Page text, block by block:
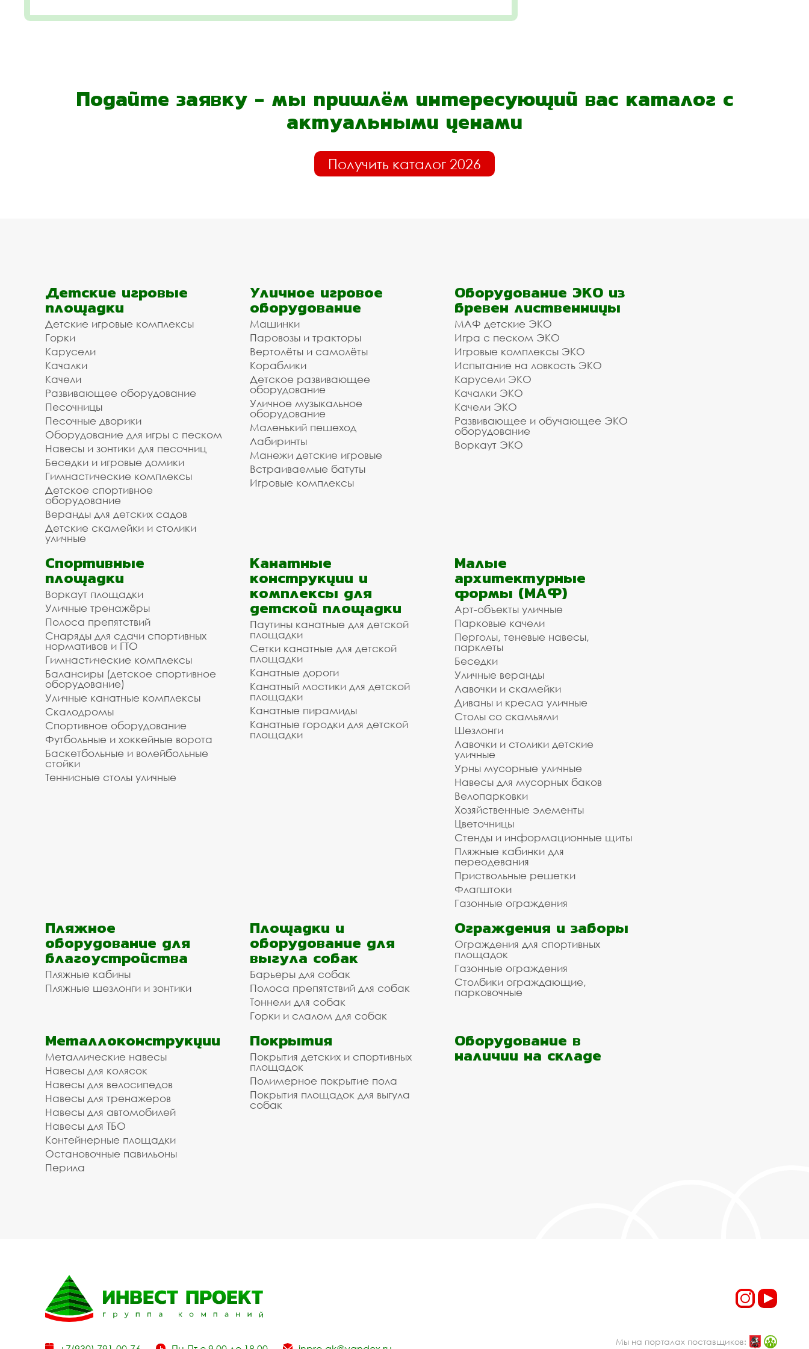
Подайте заявку - мы пришлём интересующий вас каталог с
актуальными ценами
Получить каталог 2026
Детские игровые
площадки
Детские игровые комплексы
Горки
Карусели
Качалки
Качели
Развивающее оборудование
Песочницы
Песочные дворики
Оборудование для игры с песком
Навесы и зонтики для песочниц
Беседки и игровые домики
Гимнастические комплексы
Детское спортивное
оборудование
Веранды для детских садов
Детские скамейки и столики
уличные
Уличное игровое
оборудование
Машинки
Паровозы и тракторы
Вертолёты и самолёты
Кораблики
Детское развивающее
оборудование
Уличное музыкальное
оборудование
Маленький пешеход
Лабиринты
Манежи детские игровые
Встраиваемые батуты
Игровые комплексы
Оборудование ЭКО из
бревен лиственницы
МАФ детские ЭКО
Игра с песком ЭКО
Игровые комплексы ЭКО
Испытание на ловкость ЭКО
Карусели ЭКО
Качалки ЭКО
Качели ЭКО
Развивающее и обучающее ЭКО
оборудование
Воркаут ЭКО
Спортивные
площадки
Воркаут площадки
Уличные тренажёры
Полоса препятствий
Снаряды для сдачи спортивных
нормативов и ГТО
Гимнастические комплексы
Балансиры (детское спортивное
оборудование)
Уличные канатные комплексы
Скалодромы
Спортивное оборудование
Футбольные и хоккейные ворота
Баскетбольные и волейбольные
стойки
Теннисные столы уличные
Канатные
конструкции и
комплексы для
детской площадки
Паутины канатные для детской
площадки
Сетки канатные для детской
площадки
Канатные дороги
Канатный мостики для детской
площадки
Канатные пирамиды
Канатные городки для детской
площадки
Малые
архитектурные
формы (МАФ)
Арт-объекты уличные
Парковые качели
Перголы, теневые навесы,
парклеты
Беседки
Уличные веранды
Лавочки и скамейки
Диваны и кресла уличные
Столы со скамьями
Шезлонги
Лавочки и столики детские
уличные
Урны мусорные уличные
Навесы для мусорных баков
Велопарковки
Хозяйственные элементы
Цветочницы
Стенды и информационные щиты
Пляжные кабинки для
переодевания
Приствольные решетки
Флагштоки
Газонные ограждения
Пляжное
оборудование для
благоустройства
Пляжные кабины
Пляжные шезлонги и зонтики
Площадки и
оборудование для
выгула собак
Барьеры для собак
Полоса препятствий для собак
Тоннели для собак
Горки и слалом для собак
Ограждения и заборы
Ограждения для спортивных
площадок
Газонные ограждения
Столбики ограждающие,
парковочные
Металлоконструкции
Металлические навесы
Навесы для колясок
Навесы для велосипедов
Навесы для тренажеров
Навесы для автомобилей
Навесы для ТБО
Контейнерные площадки
Остановочные павильоны
Перила
Покрытия
Покрытия детских и спортивных
площадок
Полимерное покрытие пола
Покрытия площадок для выгула
собак
Оборудование в
наличии на складе
Мы на порталах поставщиков: